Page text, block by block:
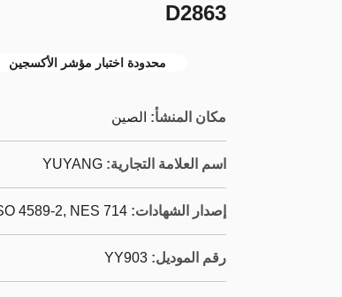
D2863
محدودة اختبار مؤشر الأكسجين
مكان المنشأ: الصين
اسم العلامة التجارية: YUYANG
إصدار الشهادات: 4589-2, NES 714
رقم الموديل: YY903